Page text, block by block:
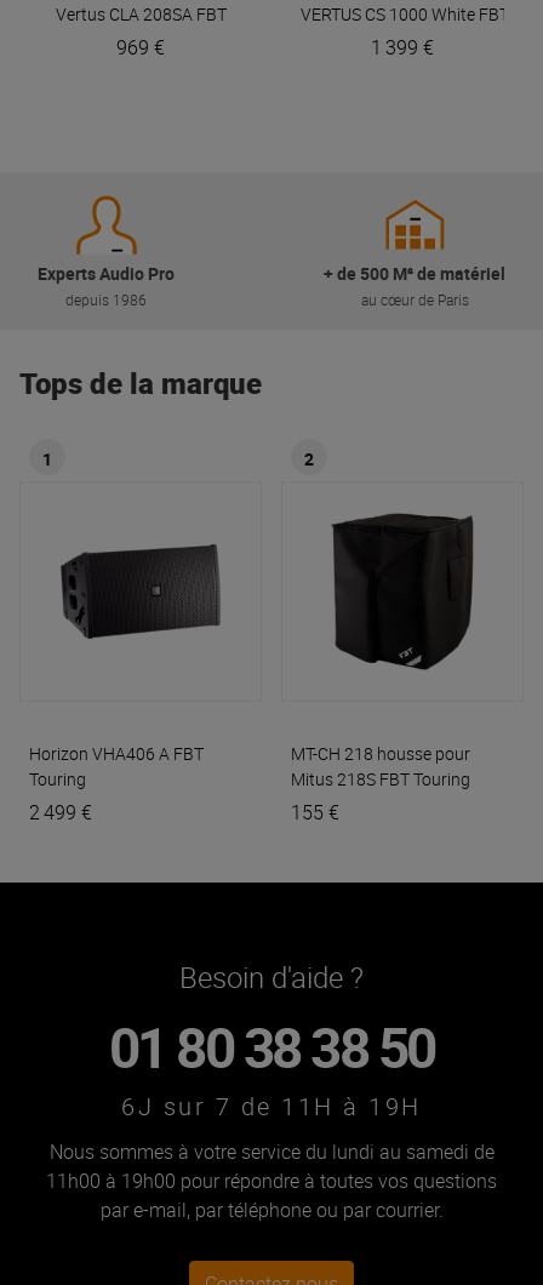
Vertus CLA 208SA FBT
969 €
VERTUS CS 1000 White FBT
1 399 €
Experts Audio Pro
depuis 1986
+ de 500 M² de matériel
au cœur de Paris
Tops de la marque
1
Horizon VHA406 A FBT
Touring
2 499 €
2
MT-CH 218 housse pour
Mitus 218S FBT Touring
155 €
Besoin d'aide ?
01 80 38 38 50
6J sur 7 de 11H à 19H
Nous sommes à votre service du lundi au samedi de
11h00 à 19h00 pour répondre à toutes vos questions
par e-mail, par téléphone ou par courrier.